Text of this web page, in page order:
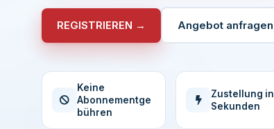
REGISTRIEREN → Angebot anfragen
Keine
Abonnementge
bühren
Zustellung in
Sekunden